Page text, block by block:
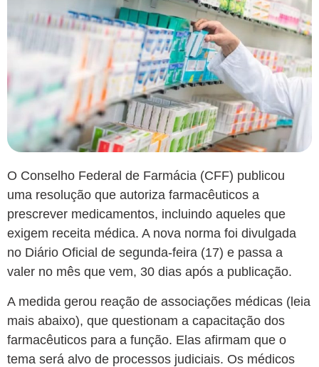
O Conselho Federal de Farmácia (CFF) publicou
uma resolução que autoriza farmacêuticos a
prescrever medicamentos, incluindo aqueles que
exigem receita médica. A nova norma foi divulgada
no Diário Oficial de segunda-feira (17) e passa a
valer no mês que vem, 30 dias após a publicação.
A medida gerou reação de associações médicas (leia
mais abaixo), que questionam a capacitação dos
farmacêuticos para a função. Elas afirmam que o
tema será alvo de processos judiciais. Os médicos